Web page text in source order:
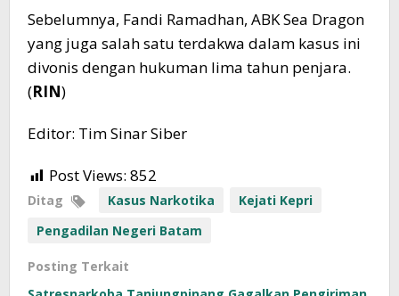
Sebelumnya, Fandi Ramadhan, ABK Sea Dragon
yang juga salah satu terdakwa dalam kasus ini
divonis dengan hukuman lima tahun penjara.
(RIN)
Editor: Tim Sinar Siber
Post Views: 852
Ditag Kasus Narkotika
Kejati Kepri
Pengadilan Negeri Batam
Posting Terkait